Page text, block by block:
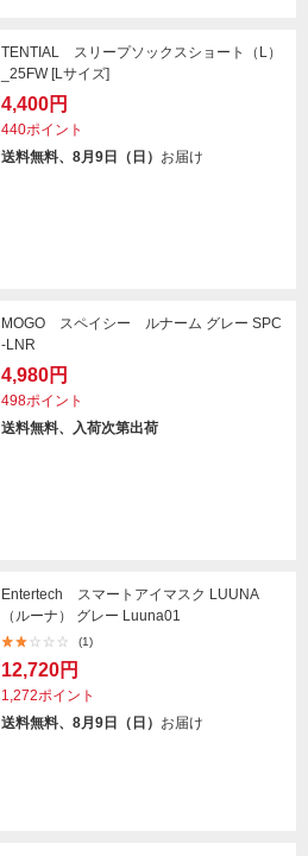
TENTIAL スリープソックスショート（L）
_25FW [Lサイズ]
4,400円
440ポイント
送料無料、8月9日（日） お届け
MOGO スペイシー ルナーム グレー SPC
-LNR
4,980円
498ポイント
送料無料、入荷次第出荷
Entertech スマートアイマスク LUUNA
（ルーナ） グレー Luuna01
(1)
12,720円
1,272ポイント
送料無料、8月9日（日） お届け